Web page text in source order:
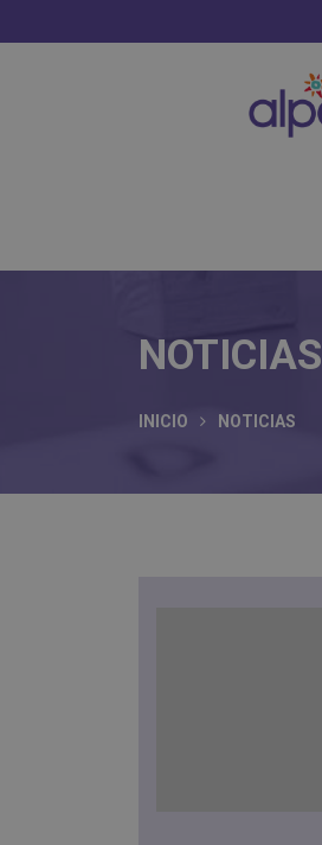
NOTICIAS
INICIO NOTICIAS